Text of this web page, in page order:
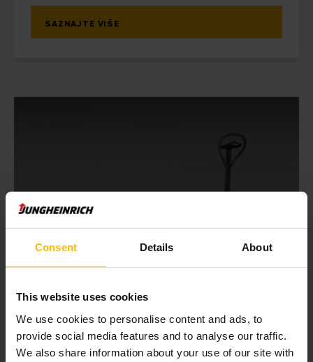
Consent Details About
This website uses cookies
We use cookies to personalise content and ads, to
provide social media features and to analyse our traffic.
We also share information about your use of our site with
SAZNAJTE VIŠE
AM G20
122 mm